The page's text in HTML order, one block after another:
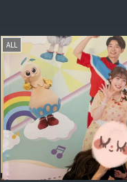
ALL